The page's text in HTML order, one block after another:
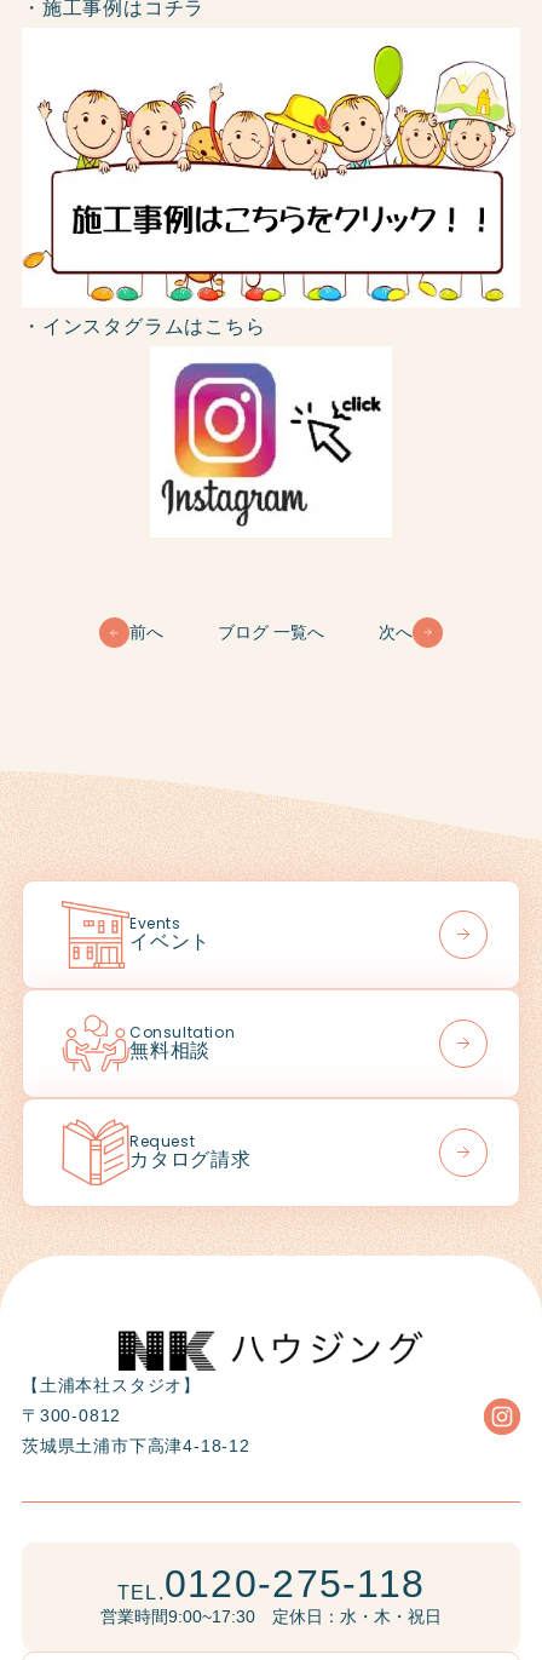
・施工事例はコチラ
・インスタグラムはこちら
前へ ブログ 一覧へ 次へ
Events
イベント
Consultation
無料相談
Request
カタログ請求
【土浦本社スタジオ】
〒300-0812
茨城県土浦市下高津4-18-12
TEL.0120-275-118
営業時間9:00~17:30 定休日：水・木・祝日